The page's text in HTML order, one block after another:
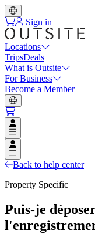
Sign in
Locations
TripsDeals
What is Outsite
For Business
Become a Member
Open user menu
Open user menu
Back to help center
Property Specific
Puis-je